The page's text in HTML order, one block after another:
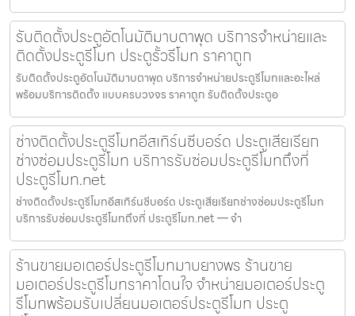
รับติดตั้งประตูอัตโนมัติมาบตาพุด บริการจำหน่ายและ
ติดตั้งประตูรีโมท ประตูรั้วรีโมท ราคาถูก
รับติดตั้งประตูอัตโนมัติมาบตาพุด บริการจำหน่ายประตูรีโมทและอะไหล่
พร้อมบริการติดตั้ง แบบครบวงจร ราคาถูก รับติดตั้งประตูอ
ช่างติดตั้งประตูรีโมทอีสเทิร์นซีบอร์ด ประตูเสียเรียก
ช่างซ่อมประตูรีโมท บริการรับซ่อมประตูรีโมทถึงที่
ประตูรีโมท.net
ช่างติดตั้งประตูรีโมทอีสเทิร์นซีบอร์ด ประตูเสียเรียกช่างซ่อมประตูรีโมท
บริการรับซ่อมประตูรีโมทถึงที่ ประตูรีโมท.net — จำ
ร้านขายมอเตอร์ประตูรีโมทมาบยางพร ร้านขาย
มอเตอร์ประตูรีโมทราคาโดนใจ จำหน่ายมอเตอร์ประตู
รีโมทพร้อมรับเปลี่ยนมอเตอร์ประตูรีโมท ประตู